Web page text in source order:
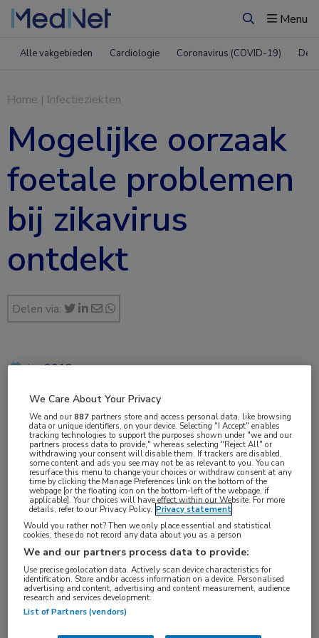
ZoekenMenu
Alle vakgebieden Cardiologie Coronavirus (COVID-19)
Home | Infectieziekten
Mogelijke oorzaak
foetale problemen
bij zikavirus
ontdekt
Delen via:
jan 2018
Vakgebieden:
Infectieziekten
Tags:
zikavirus,zwangerschap
We Care About Your Privacy
We and our887 partners store and access personal data, like browsing
data or unique identifiers, on your device. Selecting "I Accept" enables
tracking technologies to support the purposes shown under "we and our
partners process data to provide," whereas selecting "Reject All" or
withdrawing your consent will disable them. If trackers are disabled,
some content and ads you see may not be as relevant to you. You can
resurface this menu to change your choices or withdraw consent at any
time by clicking the Manage Preferences link on the bottom of the
webpage [or the floating icon on the bottom-left of the webpage, if
applicable]. Your choices will have effect within our Website. For more
details, refer to our Privacy Policy. Privacy statement
Would you rather not? Then we only place essential and statistical
cookies, these do not record any data about you as a person
We and our partners process data to provide:
Use precise geolocation data. Actively scan device characteristics for
identification. Store and/or access information on a device. Personalised
advertising and content, advertising and content measurement, audience
research and services development.
List of Partners (vendors)